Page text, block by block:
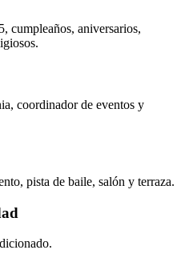
cumpleaños, aniversarios,
coordinador de eventos y
pista de baile, salón y terraza.